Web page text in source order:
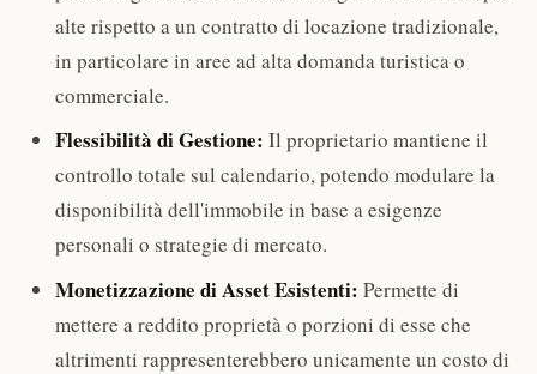
alte rispetto a un contratto di locazione tradizionale,
in particolare in aree ad alta domanda turistica o
commerciale.
Flessibilità di Gestione: Il proprietario mantiene il
controllo totale sul calendario, potendo modulare la
disponibilità dell'immobile in base a esigenze
personali o strategie di mercato.
Monetizzazione di Asset Esistenti: Permette di
mettere a reddito proprietà o porzioni di esse che
altrimenti rappresenterebbero unicamente un costo di